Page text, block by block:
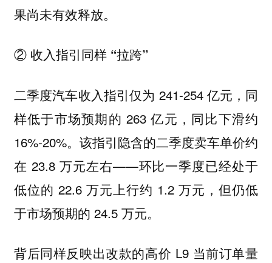
果尚未有效释放。
② 收入指引同样 “拉跨”
二季度汽车收入指引仅为 241-254 亿元，同
样低于市场预期的 263 亿元，同比下滑约
16%-20%。该指引隐含的二季度卖车单价约
在 23.8 万元左右——环比一季度已经处于
低位的 22.6 万元上行约 1.2 万元，但仍低
于市场预期的 24.5 万元。
背后同样反映出改款的高价 L9 当前订单量